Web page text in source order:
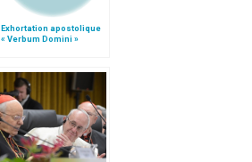
Exhortation apostolique
« Verbum Domini »